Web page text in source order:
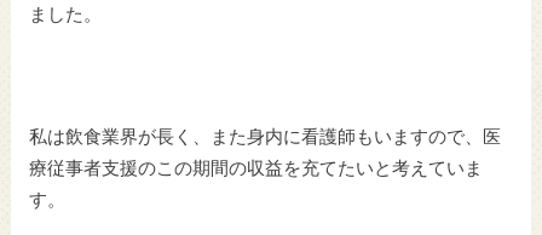
ました。
私は飲食業界が長く、また身内に看護師もいますので、医
療従事者支援のこの期間の収益を充てたいと考えていま
す。